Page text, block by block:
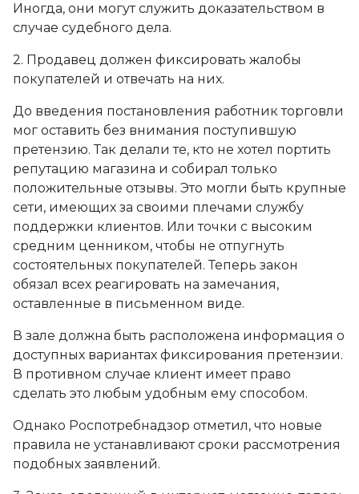
Иногда, они могут служить доказательством в
случае судебного дела.
2. Продавец должен фиксировать жалобы
покупателей и отвечать на них.
До введения постановления работник торговли
мог оставить без внимания поступившую
претензию. Так делали те, кто не хотел портить
репутацию магазина и собирал только
положительные отзывы. Это могли быть крупные
сети, имеющих за своими плечами службу
поддержки клиентов. Или точки с высоким
средним ценником, чтобы не отпугнуть
состоятельных покупателей. Теперь закон
обязал всех реагировать на замечания,
оставленные в письменном виде.
В зале должна быть расположена информация о
доступных вариантах фиксирования претензии.
В противном случае клиент имеет право
сделать это любым удобным ему способом.
Однако Роспотребнадзор отметил, что новые
правила не устанавливают сроки рассмотрения
подобных заявлений.